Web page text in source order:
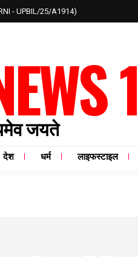
- UPBIL/25/A1914)
1
जयते
देश धर्म लाइफस्टाइल